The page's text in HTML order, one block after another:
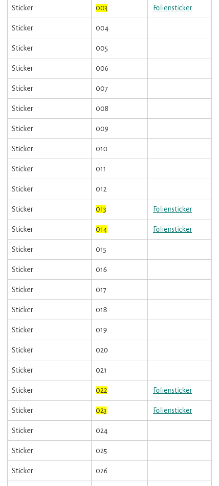
Sticker 003 Foliensticker
Sticker 004
Sticker 005
Sticker 006
Sticker 007
Sticker 008
Sticker 009
Sticker 010
Sticker 011
Sticker 012
Sticker 013 Foliensticker
Sticker 014 Foliensticker
Sticker 015
Sticker 016
Sticker 017
Sticker 018
Sticker 019
Sticker 020
Sticker 021
Sticker 022 Foliensticker
Sticker 023 Foliensticker
Sticker 024
Sticker 025
Sticker 026